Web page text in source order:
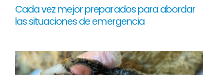
Cada vez mejor preparados para abordar
las situaciones de emergencia